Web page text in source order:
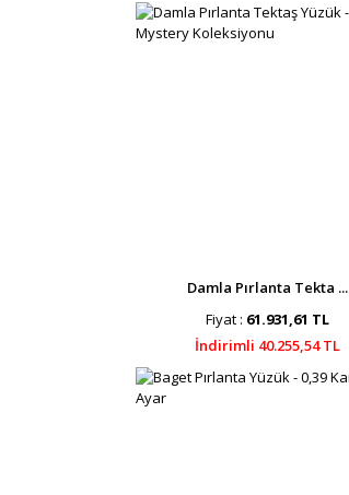
Damla Pırlanta Tekta ...
Fiyat : 61.931,61 TL
İndirimli 40.255,54 TL